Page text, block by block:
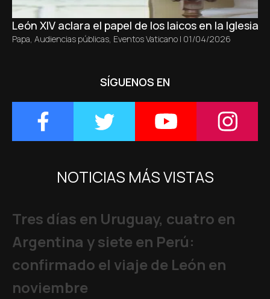
León XIV aclara el papel de los laicos en la Iglesia
Papa, Audiencias públicas, Eventos Vaticano | 01/04/2026
SÍGUENOS EN
NOTICIAS MÁS VISTAS
Tres días en Uruguay, cuatro en
Argentina y siete en Perú:
confirmado el viaje de León en
noviembre